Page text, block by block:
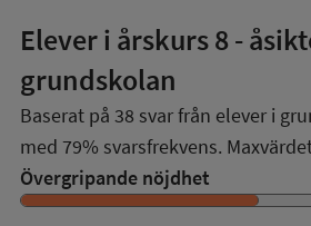
Elever i årskurs 8-
grundskolan
Baserat på 38 svar från elever i
med 79% svarsfrekvens.
Övergripande nöjdhet